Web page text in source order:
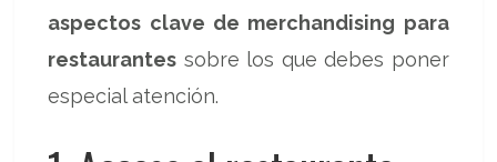
aspectos clave de merchandising para
restaurantes sobre los que debes poner
especial atención.